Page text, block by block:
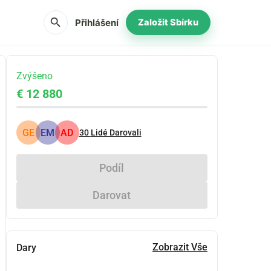
search Přihlášení Založit Sbírku
Zvýšeno
€ 12 880
GE EM AD 30 Lidé Darovali
Podíl
Darovat
Dary Zobrazit Vše